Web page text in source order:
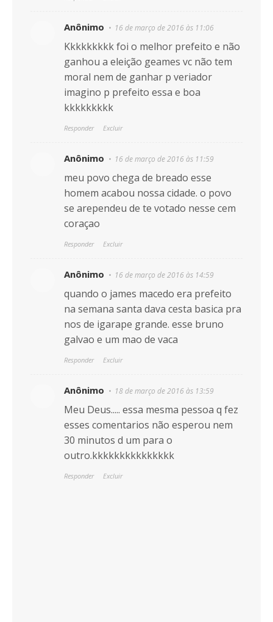
Anônimo 16 de março de 2016 às 11:06
Kkkkkkkkk foi o melhor prefeito e não
ganhou a eleição geames vc não tem
moral nem de ganhar p veriador
imagino p prefeito essa e boa
kkkkkkkkk
Responder Excluir
Anônimo 16 de março de 2016 às 11:59
meu povo chega de breado esse
homem acabou nossa cidade. o povo
se arependeu de te votado nesse cem
coraçao
Responder Excluir
Anônimo 16 de março de 2016 às 14:59
quando o james macedo era prefeito
na semana santa dava cesta basica pra
nos de igarape grande. esse bruno
galvao e um mao de vaca
Responder Excluir
Anônimo 18 de março de 2016 às 13:59
Meu Deus..... essa mesma pessoa q fez
esses comentarios não esperou nem
30 minutos d um para o
outro.kkkkkkkkkkkkkkk
Responder Excluir